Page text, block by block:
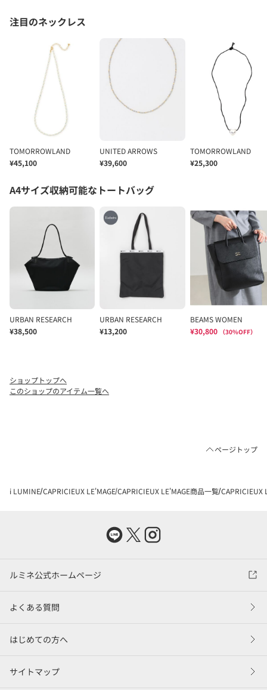
ショップトップへ
このショップのアイテム一覧へ
ページトップ
i LUMINE CAPRICIEUX LE'MAGE CAPRICIEUX LE'MAGE商品一覧 CAPRICIEUX
ルミネ公式ホームページ
よくある質問
はじめての方へ
サイトマップ